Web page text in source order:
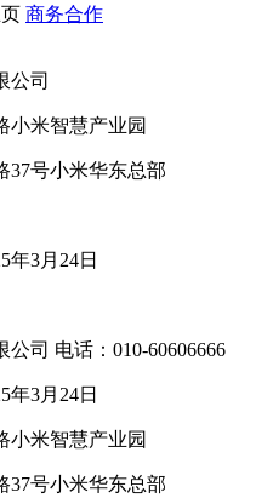
商务合作
公司
小米智慧产业园
37号小米华东总部
年3月24日
司 电话：010-60606666
年3月24日
小米智慧产业园
37号小米华东总部